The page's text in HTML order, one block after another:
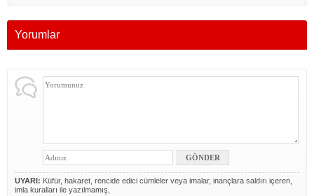
Yorumlar
UYARI: Küfür, hakaret, rencide edici cümleler veya imalar, inançlara saldırı içeren,
imla kuralları ile yazılmamış,